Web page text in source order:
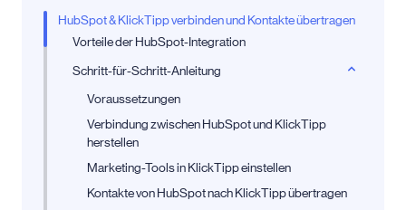
HubSpot & KlickTipp verbinden und Kontakte übertragen
Vorteile der HubSpot-Integration
Schritt-für-Schritt-Anleitung
Voraussetzungen
Verbindung zwischen HubSpot und KlickTipp
herstellen
Marketing-Tools in KlickTipp einstellen
Kontakte von HubSpot nach KlickTipp übertragen